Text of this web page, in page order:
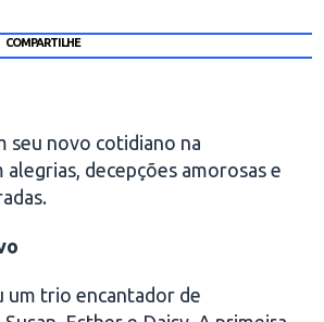
COMPARTILHE
seu novo cotidiano na
alegrias, decepções amorosas e
um trio encantador de